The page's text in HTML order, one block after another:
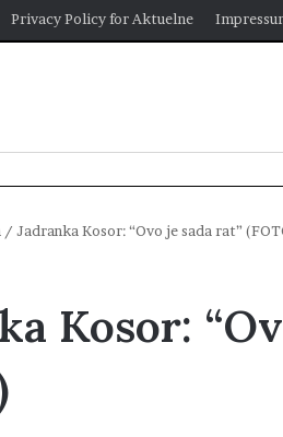
Privacy Policy for Aktuelne
/ Jadranka Kosor: “Ovo je sada rat”
Kosor: